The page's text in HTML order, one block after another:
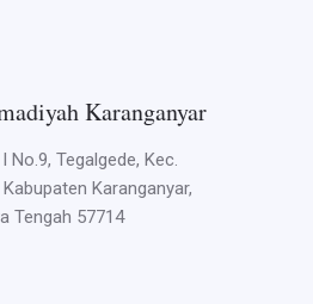
Karanganyar
No.9, Tegalgede, Kec.
Karanganyar,
Tengah 57714